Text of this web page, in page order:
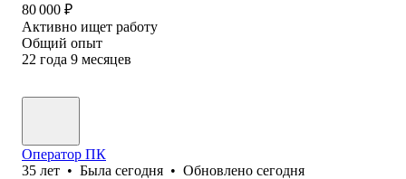
80 000 ₽
Активно ищет работу
Общий опыт
22 года 9 месяцев
Оператор ПК
35 лет • Была сегодня • Обновлено сегодня